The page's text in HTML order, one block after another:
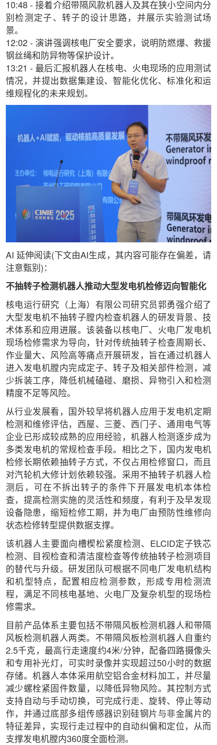
10:48 - 接着介绍带隔风款机器人及其在狭小空间内分
别检测定子、转子的设计思路，并展示实验测试场
景。
12:02 - 演讲强调核电厂安全要求，说明防燃爆、救援
钢丝绳和防异物等保护设计。
13:21 - 最后汇报机器人在核电、火电现场的应用测试
情况，并提出数据集建设、智能化优化、标准化和运
维规程化的未来规划。
AI 延伸阅读(下文由AI生成，其内容可能存在偏差，请
注意甄别)：
不抽转子检测机器人推动大型发电机检修迈向智能化
核电运行研究（上海）有限公司研究员郭勇强介绍了
大型发电机不抽转子膛内检查机器人的研发背景、技
术体系和应用进展。该装备以核电厂、火电厂发电机
现场检修需求为导向，针对传统抽转子检查周期长、
作业量大、风险高等痛点开展研发，旨在通过机器人
进入发电机膛内完成定子、转子及相关部件检测，减
少拆装工序，降低机械磕碰、磨损、异物引入和检测
精度不足等风险。
从行业发展看，国外较早将机器人应用于发电机定期
检测和维修评估，西屋、三菱、西门子、通用电气等
企业已形成较成熟的应用经验，机器人检测逐步成为
多类发电机的常规检查手段。相比之下，国内发电机
检修长期依赖抽转子方式，不仅占用检修窗口，而且
对汽轮机大修计划依赖较强。采用不抽转子机器人检
测后，可在不拆出转子的条件下开展发电机本体检
查，提高检测实施的灵活性和频度，有利于及早发现
设备隐患，缩短检修工期，并为电厂由预防性维修向
状态检修转型提供数据支撑。
该机器人主要面向槽楔松紧度检测、ELCID定子铁芯
检测、目视检查和清洁度检查等传统抽转子检测项目
的替代与升级。研发团队可根据不同电厂发电机结构
和机型特点，配置相应检测参数，形成专用检测流
程，满足不同核电基地、火电厂及复杂机型的现场检
修需求。
目前产品体系主要包括不带隔风板检测机器人和带隔
风板检测机器人两类。不带隔风板检测机器人自重约
2.5千克，最高行走速度约4米/分钟，配备四路摄像头
和专用补光灯，可实时录像并实现超过50小时的数据
存储。机器人本体采用航空铝合金材料加工，并尽量
减少螺栓紧固件数量，以降低异物风险。其控制方式
支持自动与手动切换，可完成行走、旋转、停止等动
作，并通过底部多组传感器识别硅钢片与非金属片的
特征差异，实现行走过程中的自动纠偏和定位，从而
支撑发电机膛内360度全面检测。